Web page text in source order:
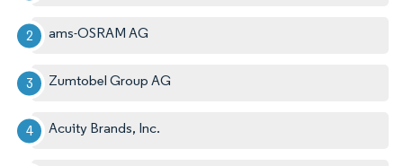
ams-OSRAM AG
Zumtobel Group AG
Acuity Brands, Inc.